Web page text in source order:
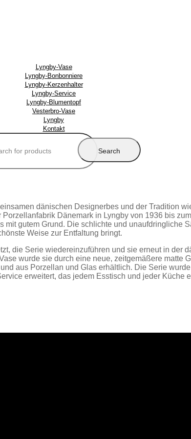
Lyngby-Vase
Lyngby-Bonbonniere
Lyngby-Kerzenhalter
Lyngby-Service
Lyngby-Blumentopf
Vesterbro-Vase
Lyngby
Kontakt
dänischen Designerbes und der Tradition
Dänemark in Lyngby von 1936 bis
gutem Grund. Die schlichte und unaufdringliche
Weise zur Entfaltung bringt.
die Serie wiedereinzuführen und sie erneut in der
wurde sie durch eine neue, zeitgemäßere matte
aus Porzellan und Glas erhältlich. Die Serie
erweitert, das jedem Esstisch und jeder Küche